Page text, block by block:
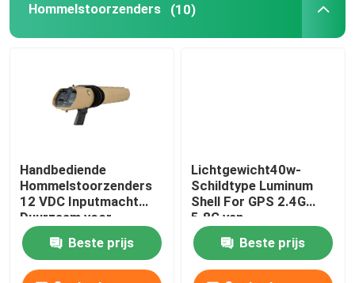
Hoge Frequentiestoorzender
Antihommelsysteem
Hommelstoorzenders (10)
Handbediende
Hommelstoorzenders
12 VDC Inputmacht
Duurzaam voor
ISM/HAM/GNSS
GLONASSBeste prijs
Lichtgewicht40w-
Schildtype Luminum
Shell For GPS 2.4G
5.8G van
Hommelstoorzenders
Beste prijs